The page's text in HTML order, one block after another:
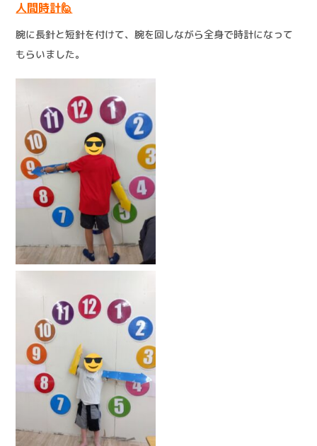
人間時計🙋
腕に長針と短針を付けて、腕を回しながら全身で時計になって
もらいました。